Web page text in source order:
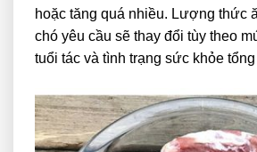
hoặc tăng quá nhiều. Lượng thức
chó yêu cầu sẽ thay đổi tùy theo
tuổi tác và tình trạng sức khỏe tổng